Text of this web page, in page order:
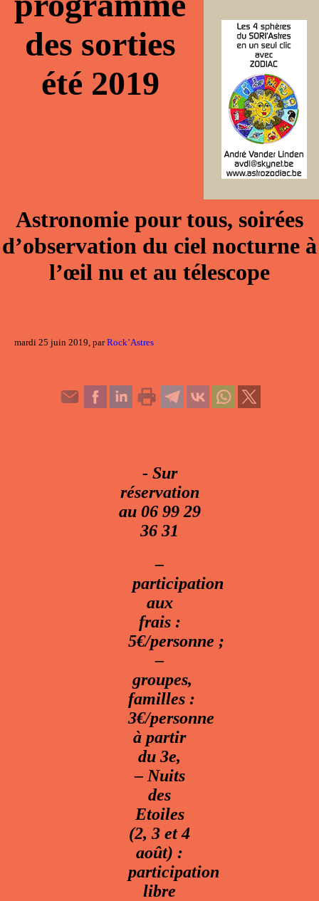
des sorties
été 2019
Astronomie pour tous, soirées
d’observation du ciel nocturne à
l’œil nu et au télescope
mardi 25 juin 2019, parRock’Astres
- Sur
réservation
au 06 99 29
36 31
–
participation
aux
frais :
5€/personne ;
–
groupes,
familles :
3€/personne
à partir
du 3e,
–Nuits
des
Etoiles
(2, 3 et 4
août) :
participation
libre